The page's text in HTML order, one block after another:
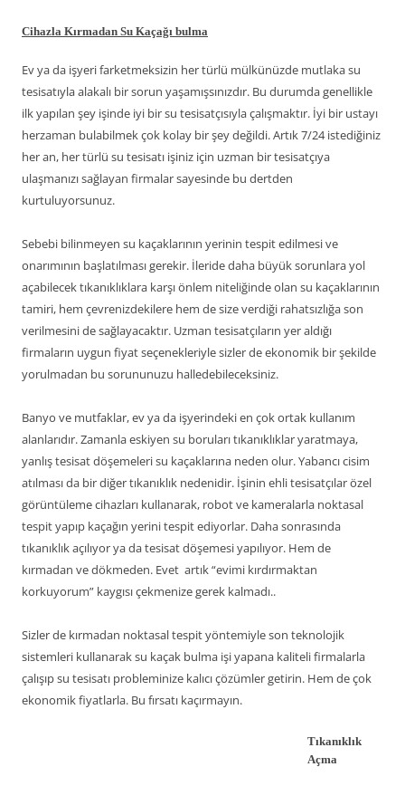
Cihazla Kırmadan Su Kaçağı bulma
Ev ya da işyeri farketmeksizin her türlü mülkünüzde mutlaka su
tesisatıyla alakalı bir sorun yaşamışsınızdır. Bu durumda genellikle
ilk yapılan şey işinde iyi bir su tesisatçısıyla çalışmaktır. İyi bir ustayı
herzaman bulabilmek çok kolay bir şey değildi. Artık 7/24 istediğiniz
her an, her türlü su tesisatı işiniz için uzman bir tesisatçıya
ulaşmanızı sağlayan firmalar sayesinde bu dertden
kurtuluyorsunuz.
Sebebi bilinmeyen su kaçaklarının yerinin tespit edilmesi ve
onarımının başlatılması gerekir. İleride daha büyük sorunlara yol
açabilecek tıkanıklıklara karşı önlem niteliğinde olan su kaçaklarının
tamiri, hem çevrenizdekilere hem de size verdiği rahatsızlığa son
verilmesini de sağlayacaktır. Uzman tesisatçıların yer aldığı
firmaların uygun fiyat seçenekleriyle sizler de ekonomik bir şekilde
yorulmadan bu sorununuzu halledebileceksiniz.
Banyo ve mutfaklar, ev ya da işyerindeki en çok ortak kullanım
alanlarıdır. Zamanla eskiyen su boruları tıkanıklıklar yaratmaya,
yanlış tesisat döşemeleri su kaçaklarına neden olur. Yabancı cisim
atılması da bir diğer tıkanıklık nedenidir. İşinin ehli tesisatçılar özel
görüntüleme cihazları kullanarak, robot ve kameralarla noktasal
tespit yapıp kaçağın yerini tespit ediyorlar. Daha sonrasında
tıkanıklık açılıyor ya da tesisat döşemesi yapılıyor. Hem de
kırmadan ve dökmeden. Evet artık “evimi kırdırmaktan
korkuyorum” kaygısı çekmenize gerek kalmadı..
Sizler de kırmadan noktasal tespit yöntemiyle son teknolojik
sistemleri kullanarak su kaçak bulma işi yapana kaliteli firmalarla
çalışıp su tesisatı probleminize kalıcı çözümler getirin. Hem de çok
ekonomik fiyatlarla. Bu fırsatı kaçırmayın.
Tıkanıklık
Açma